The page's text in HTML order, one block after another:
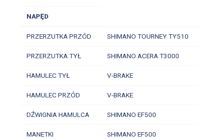
NAPĘD
PRZERZUTKA PRZÓD SHIMANO TOURNEY TY510
PRZERZUTKA TYŁ SHIMANO ACERA T3000
HAMULEC TYŁ V-BRAKE
HAMULEC PRZÓD V-BRAKE
DŹWIGNIA HAMULCA SHIMANO EF500
MANETKI SHIMANO EF500